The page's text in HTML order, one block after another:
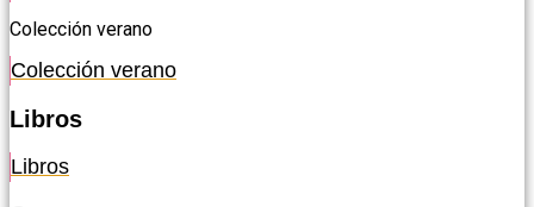
Colección verano
Colección verano
Libros
Libros